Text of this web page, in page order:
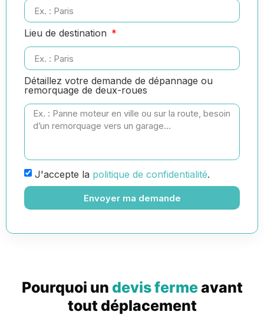
Lieu de destination
Détaillez votre demande de dépannage ou
remorquage de deux-roues
J'accepte la politique de confidentialité.
Envoyer ma demande
Pourquoi un devis fermeavant
tout déplacement